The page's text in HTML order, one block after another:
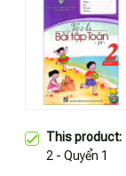
This product:
2 - Quyển 1